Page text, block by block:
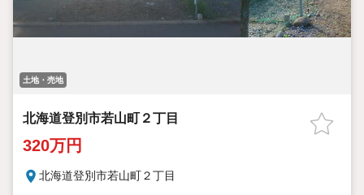
土地・売地
北海道登別市若山町２丁目
320万円
北海道登別市若山町２丁目